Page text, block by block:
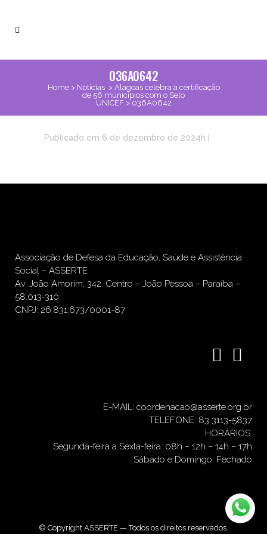
036A0642
Home> Notícias > Alagoas celebra a certificação
de 56 municípios com o Selo
UNICEF > 036A0642
Publicado em 6 de dezembro de 2024h
Associação de Defesa da Educação, Saúde e Assistência
Social – ASSERTE
Av. João Amorim, 342, Centro – João Pessoa – Paraíba –
58.013-310
CNPJ: 26.831.673/0001-87
E-MAIL: coordenacao@asserte.org.br
TELEFONE: 83 3113-5837
HORÁRIOS:
Segunda-feira a Sexta-feira: 08h – 12h – 14h – 17h
Sábado e Domingo: Fechado
© Copyright ASSERTE — Todos os direitos reservados.